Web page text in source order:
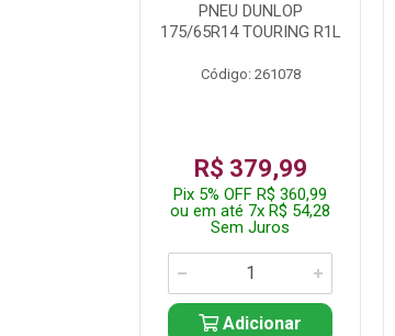
PNEU DUNLOP
175/65R14 TOURING R1L
Código: 261078
R$ 379,99
Pix 5% OFF R$ 360,99
ou em até 7x R$ 54,28
Sem Juros
Adicionar